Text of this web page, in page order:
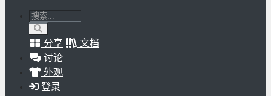
分享
文档
讨论
外观
登录